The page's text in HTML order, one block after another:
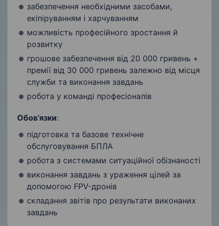
забезпечення необхідними засобами,
екіпіруванням і харчуванням
можливість професійного зростання й
розвитку
грошове забезпечення від 20 000 гривень +
премії від 30 000 гривень залежно від місця
служби та виконання завдань
робота у команді професіоналів
Обов’язки:
підготовка та базове технічне
обслуговування БПЛА
робота з системами ситуаційної обізнаності
виконання завдань з ураження цілей за
допомогою FPV-дронів
складання звітів про результати виконаних
завдань